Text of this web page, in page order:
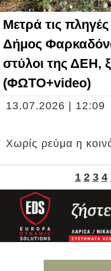
Μετρά τις
Δήμος
στύλοι της ΔΕΗ,
(ΦΩΤΟ+video)
13.07.2026 | 12:09
Χωρίς ρεύμα η
1 2 3 4